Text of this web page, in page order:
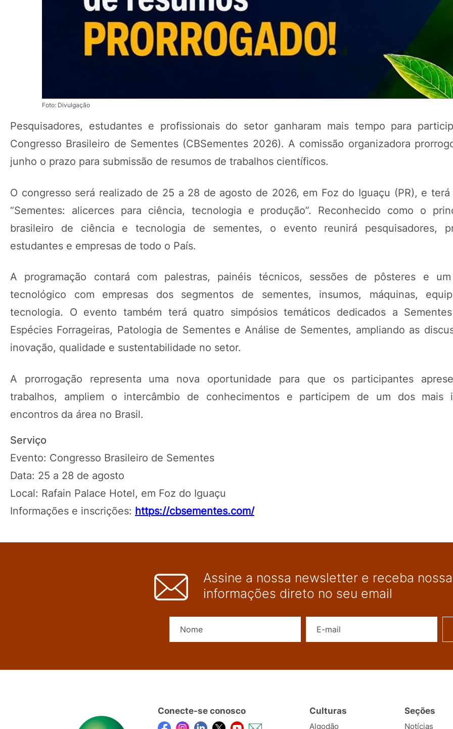
Foto: Divulgação
Pesquisadores, estudantes e profissionais do setor ganharam mais tempo para
Congresso Brasileiro de Sementes (CBSementes 2026). A comissão organizadora
junho o prazo para submissão de resumos de trabalhos científicos.
O congresso será realizado de 25 a 28 de agosto de 2026, em Foz do Iguaçu (PR), e
“Sementes: alicerces para ciência, tecnologia e produção”. Reconhecido como o
brasileiro de ciência e tecnologia de sementes, o evento reunirá pesquisadores,
estudantes e empresas de todo o País.
A programação contará com palestras, painéis técnicos, sessões de pôsteres e um
tecnológico com empresas dos segmentos de sementes, insumos, máquinas,
tecnologia. O evento também terá quatro simpósios temáticos dedicados a
Espécies Forrageiras, Patologia de Sementes e Análise de Sementes, ampliando as
inovação, qualidade e sustentabilidade no setor.
A prorrogação representa uma nova oportunidade para que os participantes
trabalhos, ampliem o intercâmbio de conhecimentos e participem de um dos mais
encontros da área no Brasil.
Serviço
Evento: Congresso Brasileiro de Sementes
Data: 25 a 28 de agosto
Local: Rafain Palace Hotel, em Foz do Iguaçu
Informações e inscrições: https://cbsementes.com/
POTOSÍ
Orgânico
Assine a nossa newsletter e receba
informações direto no seu email
Conecte-se conosco Culturas
Algodão
Seções
Notícias